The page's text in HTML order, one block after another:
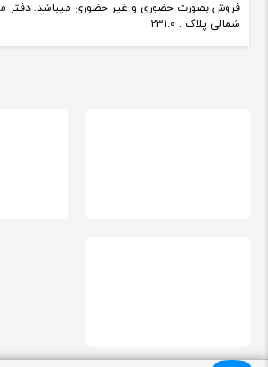
فروش بصورت حضوری و غیر حضوری میباشد. دفتر
شمالی پلاک : 231.0